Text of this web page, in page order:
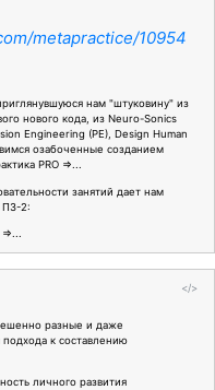
metapractice/10954
нам "штуковину" из
нового кода, из Neuro-Sonics
Engineering (PE), Design Human
озабоченные созданием
PRO =>...
занятий дает нам
ПЗ-2:
</>
разные и даже
к составлению
личного развития